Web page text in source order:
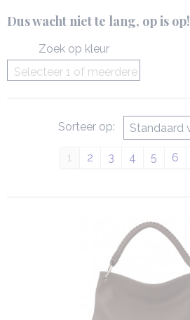
Dus wacht niet te lang, op is op!
Zoek op kleur
Selecteer 1 of meerdere
Sorteer op:
1 2 3 4 5 6